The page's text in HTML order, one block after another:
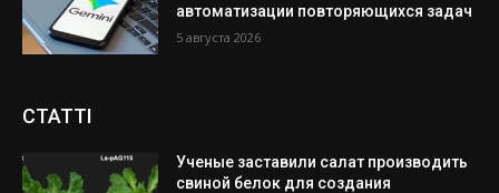
автоматизации повторяющихся задач
5 августа 2026
СТАТТІ
Ученые заставили салат производить
свиной белок для создания